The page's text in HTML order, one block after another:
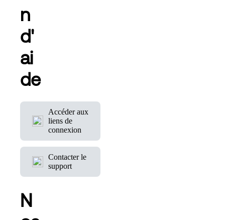
n
d'
ai
de
Accéder aux
liens de
connexion
Contacter le
support
N